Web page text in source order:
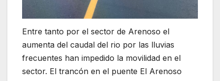
Entre tanto por el sector de Arenoso el
aumenta del caudal del rio por las lluvias
frecuentes han impedido la movilidad en el
sector. El trancón en el puente El Arenoso